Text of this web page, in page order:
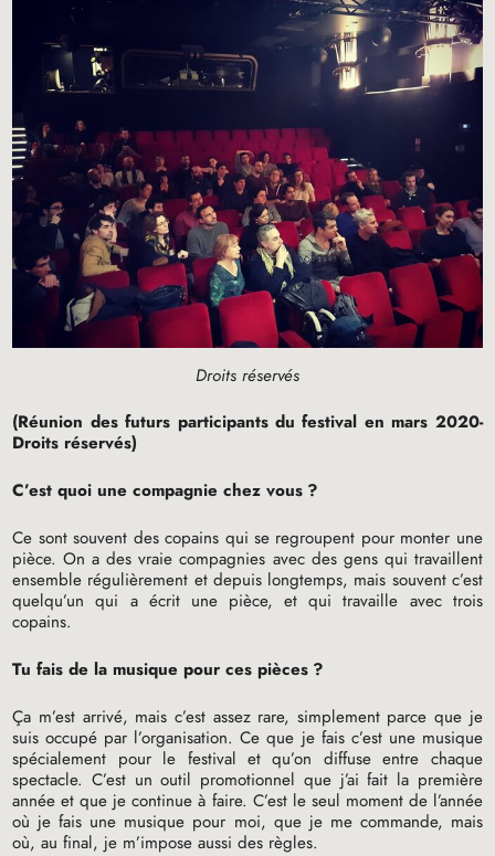
Droits réservés
(Réunion des futurs participants du festival en mars 2020-
Droits réservés)
C’est quoi une compagnie chez vous ?
Ce sont souvent des copains qui se regroupent pour monter une
pièce. On a des vraie compagnies avec des gens qui travaillent
ensemble régulièrement et depuis longtemps, mais souvent c’est
quelqu’un qui a écrit une pièce, et qui travaille avec trois
copains.
Tu fais de la musique pour ces pièces ?
Ça m’est arrivé, mais c’est assez rare, simplement parce que je
suis occupé par l’organisation. Ce que je fais c’est une musique
spécialement pour le festival et qu’on diffuse entre chaque
spectacle. C’est un outil promotionnel que j’ai fait la première
année et que je continue à faire. C’est le seul moment de l’année
où je fais une musique pour moi, que je me commande, mais
où, au final, je m’impose aussi des règles.